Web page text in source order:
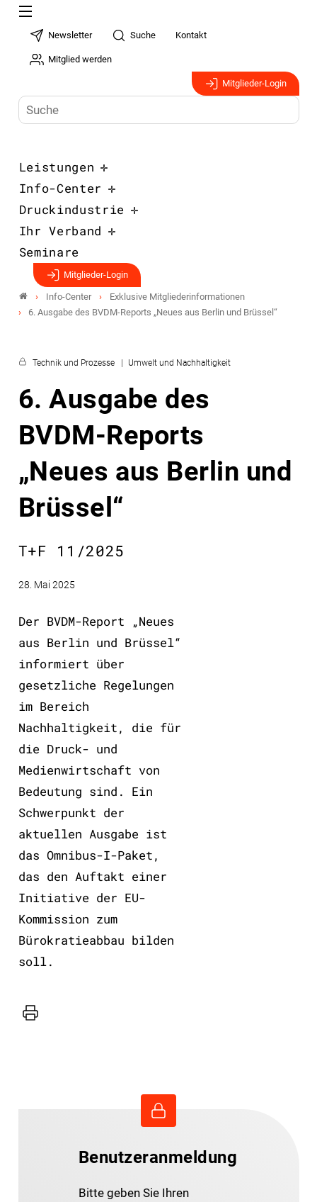
Newsletter Suche Kontakt
Mitglied werden
Mitglieder-Login
Leistungen
Info-Center
Druckindustrie
Ihr Verband
Seminare
Mitglieder-Login
Info-Center
Exklusive Mitgliederinformationen
6. Ausgabe des BVDM-Reports „Neues aus Berlin und Brüssel“
Technik und Prozesse Umwelt und Nachhaltigkeit
6. Ausgabe des
BVDM-Reports
„Neues aus Berlin und
Brüssel“
T+F 11/2025
28. Mai 2025
Der BVDM-Report „Neues
aus Berlin und Brüssel“
informiert über
gesetzliche Regelungen
im Bereich
Nachhaltigkeit, die für
die Druck- und
Medienwirtschaft von
Bedeutung sind. Ein
Schwerpunkt der
aktuellen Ausgabe ist
das Omnibus-I-Paket,
das den Auftakt einer
Initiative der EU-
Kommission zum
Bürokratieabbau bilden
soll.
Drucker
Benutzeranmeldung
Bitte geben Sie Ihren